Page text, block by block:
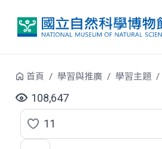
首頁 學習與推廣 學習主題
108,647
點
11